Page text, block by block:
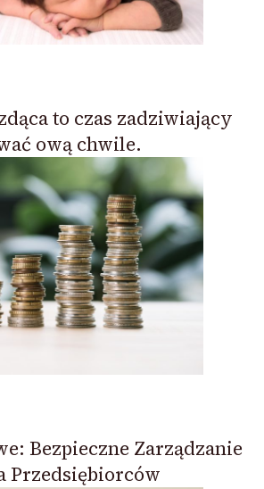
to czas zadziwiający
ową chwile.
Bezpieczne Zarządzanie
Przedsiębiorców